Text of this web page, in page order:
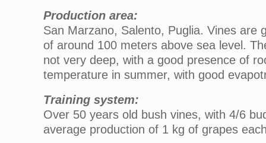
Production area:
San Marzano, Salento, Puglia. Vines are
of around 100 meters above sea level.
not very deep, with a good presence of
temperature in summer, with good
Training system:
Over 50 years old bush vines, with 4/6
average production of 1 kg of grapes